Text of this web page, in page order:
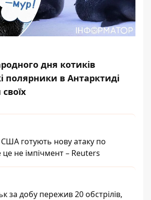
дня котиків
полярники в Антарктиді
готують нову атаку по
не імпічмент – Reuters
за добу пережив 20 обстрілів,